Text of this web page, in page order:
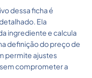
dessa ficha é
Ela
ingrediente e calcula
definição do preço de
permite ajustes
comprometer a